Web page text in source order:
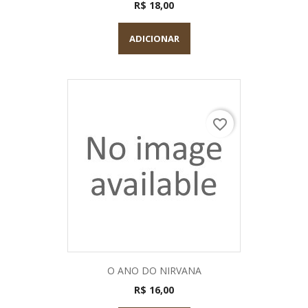
R$ 18,00
ADICIONAR
O ANO DO NIRVANA
R$ 16,00
favorite_border